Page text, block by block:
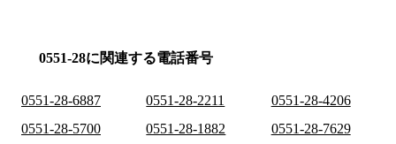
0551-28に関連する電話番号
0551-28-6887 0551-28-2211
0551-28-4206
0551-28-5700
0551-28-1882
0551-28-7629